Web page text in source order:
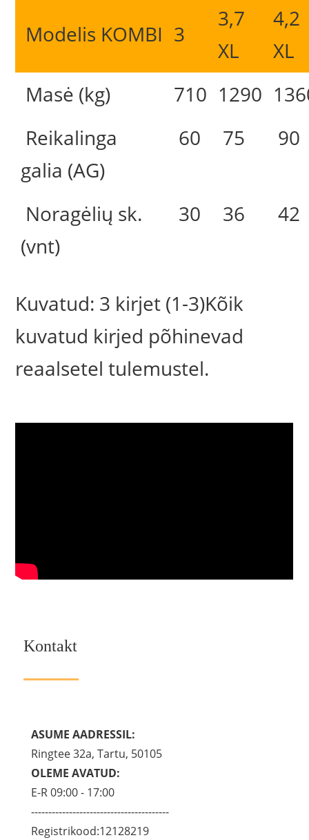
Modelis KOMBI 3
3,7
XL
4,2
XL
Masė (kg)
710 1290
Reikalinga
galia (AG)
60 75 90
Noragėlių sk.
(vnt)
30 36 42
Kuvatud: 3 kirjet (1-3)Kõik
kuvatud kirjed põhinevad
reaalsetel tulemustel.
Kontakt
ASUME AADRESSIL:
Ringtee 32a, Tartu, 50105
OLEME AVATUD:
E-R 09:00 - 17:00
----------------------------------------
Registrikood:12128219